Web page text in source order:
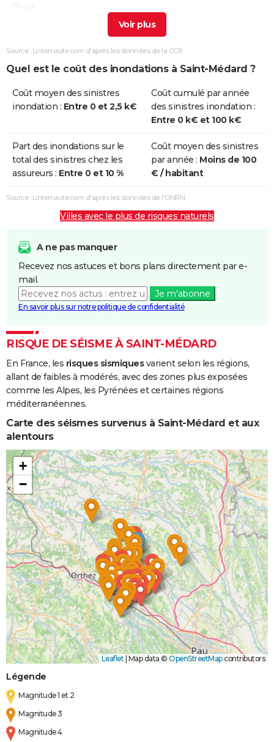
Boue
et/ou
Boue
24/01/2009 27/01/2009
Chocs
Mécaniques
24/01/2009 27/01/2009 4 j Non
Chocs
Mécaniques
liés à l'action
25/12/1999 29/12/1999 5 j Non
et/ou
Inondations
et/ou
Boue
06/11/1982 10/11/1982 5 j
Source : Linternaute.com d'après les données de la CCR
Quel est le coût des inondations à Saint-Médard ?
Coût moyen des sinistres
inondation : Entre 0 et 2,5 k€
Coût cumulé par année
des sinistres inondation :
Entre 0 k€ et 100 k€
Part des inondations sur le
total des sinistres chez les
assureurs : Entre 0 et 10 %
Coût moyen des sinistres
par année : Moins de 100
€ / habitant
Source : Linternaute.com d'après les données de l'ONRN
Villes avec le plus de risques naturels
A ne pas manquer
Recevez nos astuces et bons plans directement par e-
mail.
Je m'abonne
En savoir plus sur notre politique de confidentialité
RISQUE DE SÉISME À SAINT-MÉDARD
En France, les risques sismiquesvarient selon les régions,
allant de faibles à modérés, avec des zones plus exposées
comme les Alpes, les Pyrénées et certaines régions
méditerranéennes.
Carte des séismes survenus à Saint-Médard et aux
alentours
+
−
Leaflet Map data © OpenStreetMapcontributors
Légende
Magnitude 1 et 2
Magnitude 3
Magnitude 4